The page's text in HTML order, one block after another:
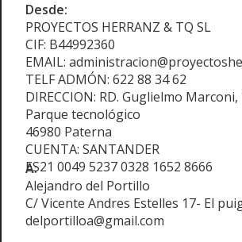
Desde:
PROYECTOS HERRANZ & TQ SL
CIF: B44992360
EMAIL:
TELF ADMÓN: 622 88 34 62
DIRECCION: RD. Guglielmo
Parque tecnológico
46980 Paterna
CUENTA: SANTANDER
ES21 0049 5237 0328 1652 8666
A:
Alejandro del Portillo
C/ Vicente Andres Estelles 17- El
delportilloa@gmail.com